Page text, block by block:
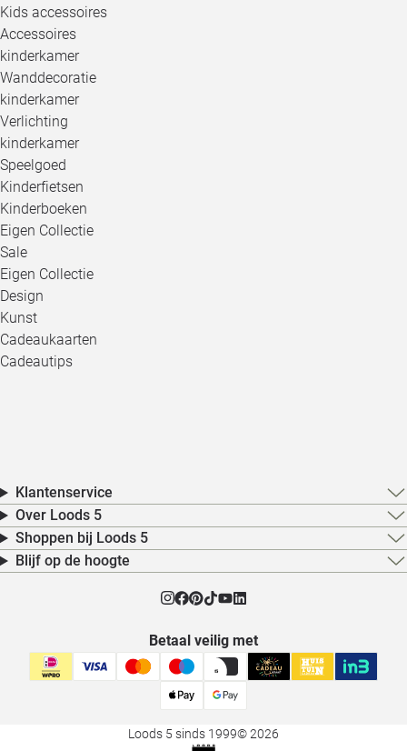
Kids accessoires
Accessoires
kinderkamer
Wanddecoratie
kinderkamer
Verlichting
kinderkamer
Speelgoed
Kinderfietsen
Kinderboeken
Eigen Collectie
Sale
Eigen Collectie
Design
Kunst
Cadeaukaarten
Cadeautips
Klantenservice
Over Loods 5
Shoppen bij Loods 5
Blijf op de hoogte
Betaal veilig met
Loods 5 sinds 1999© 2026